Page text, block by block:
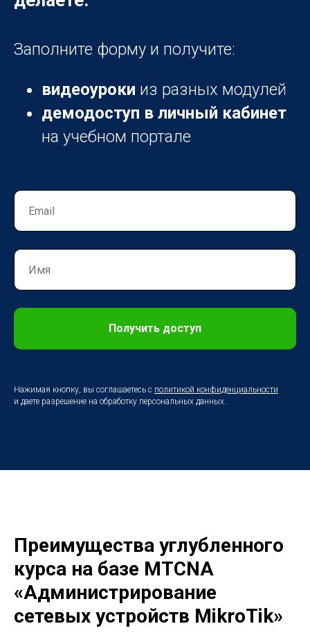
Заполните форму и получите:
видеоуроки из разных модулей
демодоступ в личный кабинет
на учебном портале
Получить доступ
Нажимая кнопку, вы соглашаетесь с политикой конфиденциальности
и даете разрешение на обработку персональных данных.
Преимущества углубленного
курса на базе MTCNA
«Администрирование
сетевых устройств MikroTik»